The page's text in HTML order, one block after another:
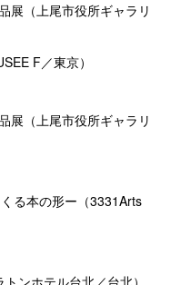
展（上尾市役所ギャラリ
F／東京）
展（上尾市役所ギャラリ
る本の形ー（3331Arts
トンホテル台北／台北）